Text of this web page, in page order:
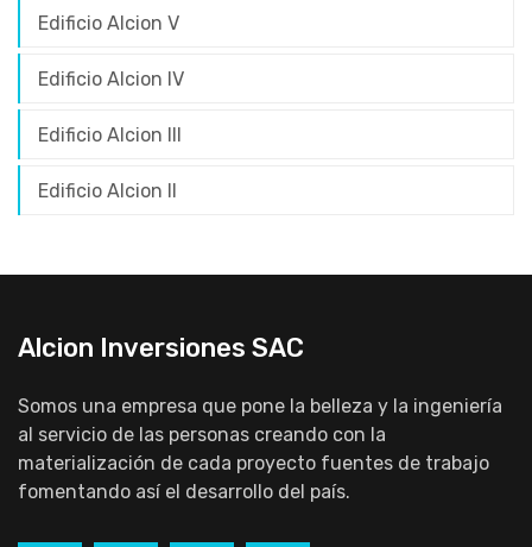
Edificio Alcion V
Edificio Alcion IV
Edificio Alcion III
Edificio Alcion II
Alcion Inversiones SAC
Somos una empresa que pone la belleza y la ingeniería
al servicio de las personas creando con la
materialización de cada proyecto fuentes de trabajo
fomentando así el desarrollo del país.